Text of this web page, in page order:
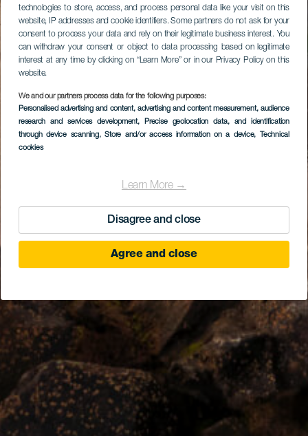
technologies to store, access, and process personal data like your visit on this
website, IP addresses and cookie identifiers. Some partners do not ask for your
consent to process your data and rely on their legitimate business interest. You
can withdraw your consent or object to data processing based on legitimate
interest at any time by clicking on “Learn More” or in our Privacy Policy on this
website.
We and our partners process data for the following purposes:
Personalised advertising and content, advertising and content measurement, audience
research and services development, Precise geolocation data, and identification
through device scanning, Store and/or access information on a device, Technical
cookies
Learn More →
Disagree and close
Agree and close